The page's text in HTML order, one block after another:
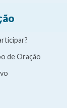
de Oração